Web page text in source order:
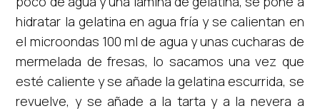
hidratar la gelatina en agua fría y se calientan en
el microondas 100 ml de agua y unas cucharas de
mermelada de fresas, lo sacamos una vez que
esté caliente y se añade la gelatina escurrida, se
revuelve, y se añade a la tarta y a la nevera a